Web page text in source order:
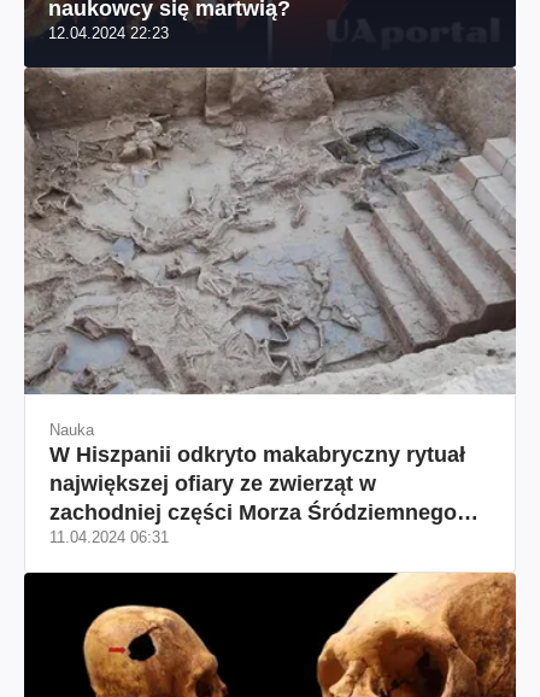
naukowcy się martwią?
12.04.2024 22:23
Nauka
W Hiszpanii odkryto makabryczny rytuał
największej ofiary ze zwierząt w
zachodniej części Morza Śródziemnego
(zdjęcie)
11.04.2024 06:31